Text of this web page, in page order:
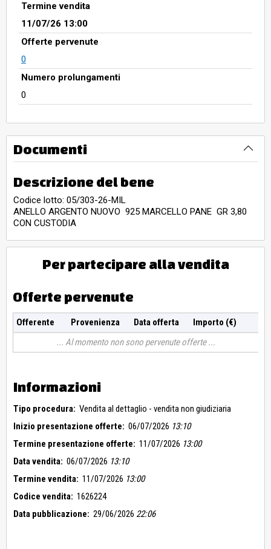
Termine vendita
11/07/26 13:00
Offerte pervenute
0
Numero prolungamenti
0
Documenti
Descrizione del bene
Codice lotto: 05/303-26-MIL
ANELLO ARGENTO NUOVO 925 MARCELLO PANE GR 3,80
CON CUSTODIA
Per partecipare alla vendita
Offerte pervenute
Offerente Provenienza Data offerta
Importo (€)
Al momento non sono pervenute offerte
Informazioni
Tipo procedura: Vendita al dettaglio - vendita non giudiziaria
Inizio presentazione offerte: 06/07/2026 13:10
Termine presentazione offerte: 11/07/2026 13:00
Data vendita: 06/07/2026 13:10
Termine vendita: 11/07/2026 13:00
Codice vendita: 1626224
Data pubblicazione: 29/06/2026 22:06